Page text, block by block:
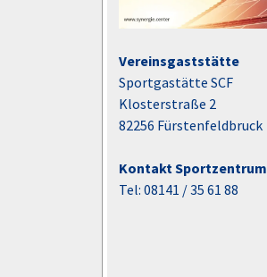
Vereinsgaststätte
Sportgastätte SCF
Klosterstraße 2
82256 Fürstenfeldbruck
Kontakt Sportzentrum
Tel: 08141 / 35 61 88